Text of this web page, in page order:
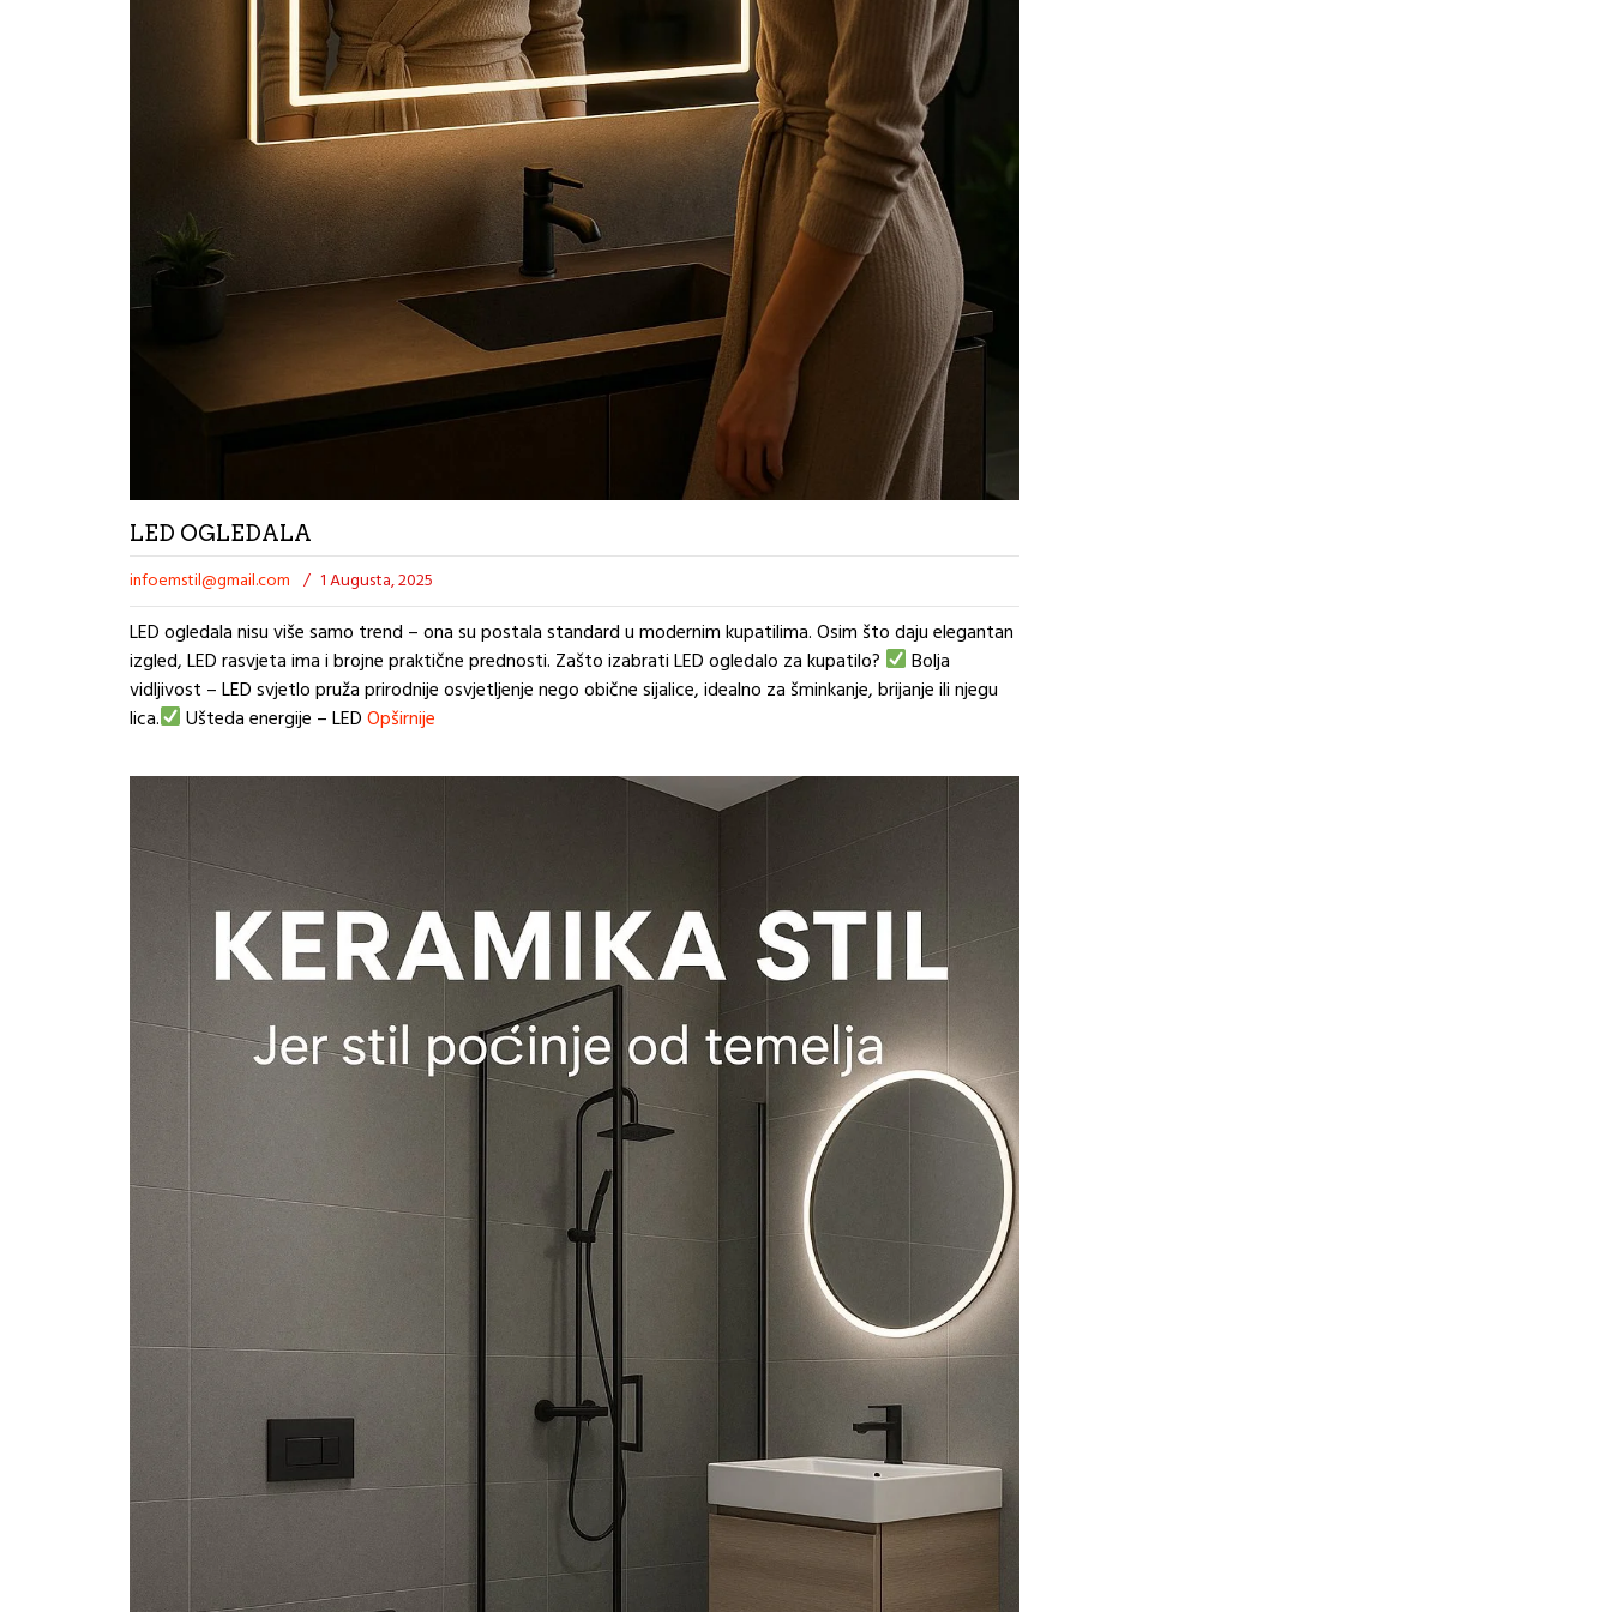
LED OGLEDALA
infoemstil@gmail.com / 1 Augusta, 2025
LED ogledala nisu više samo trend – ona su postala standard u modernim kupatilima. Osim što daju elegantan
izgled, LED rasvjeta ima i brojne praktične prednosti. Zašto izabrati LED ogledalo za kupatilo?
Bolja
vidljivost – LED svjetlo pruža prirodnije osvjetljenje nego obične sijalice, idealno za šminkanje, brijanje ili njegu
lica.
Ušteda energije – LEDOpširnije